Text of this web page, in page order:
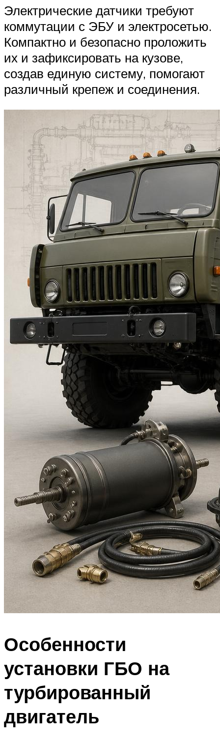
Электрические датчики требуют
коммутации с ЭБУ и электросетью.
Компактно и безопасно проложить
их и зафиксировать на кузове,
создав единую систему, помогают
различный крепеж и соединения.
Особенности
установки ГБО на
турбированный
двигатель